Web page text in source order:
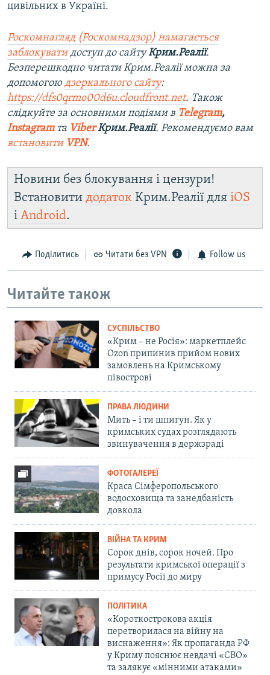
цивільних в Україні.
Роскомнагляд (Роскомнадзор) намагається
заблокуватидоступ до сайтуКрим.Реалії.
Безперешкодно читати Крим.Реалії можна за
допомогою дзеркального сайту:
https://dfs0qrmo00d6u.cloudfront.net. Також
слідкуйте за основними подіями в Telegram,
Instagramта ViberКрим.Реалії. Рекомендуємо вам
встановити VPN.
Новини без блокування і цензури!
Встановити додаток Крим.Реалії для iOS
і Android.
Поділитись Читати без VPN Follow us
Читайте також
СУСПІЛЬСТВО
«Крим – не Росія»: маркетплейс
Ozon припинив прийом нових
замовлень на Кримському
півострові
ПРАВА ЛЮДИНИ
Мить – і ти шпигун. Як у
кримських судах розглядають
звинувачення в держзраді
ФОТОГАЛЕРЕЇ
Краса Сімферопольського
водосховища та занедбаність
довкола
ВІЙНА ТА КРИМ
Сорок днів, сорок ночей. Про
результати кримської операції з
примусу Росії до миру
ПОЛІТИКА
«Короткострокова акція
перетворилася на війну на
виснаження»: Як пропаганда РФ
у Криму пояснює невдачі «СВО»
та залякує «мінними атаками»